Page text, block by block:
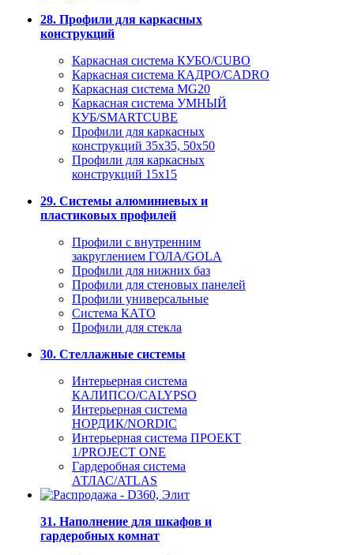
28. Профили для каркасных
конструкций
Каркасная система КУБО/CUBO
Каркасная система КАДРО/CADRO
Каркасная система MG20
Каркасная система УМНЫЙ
КУБ/SMARTCUBE
Профили для каркасных
конструкций 35x35, 50x50
Профили для каркасных
конструкций 15х15
29. Системы алюминиевых и
пластиковых профилей
Профили с внутренним
закруглением ГОЛА/GOLA
Профили для нижних баз
Профили для стеновых панелей
Профили универсальные
Система КАТО
Профили для стекла
30. Стеллажные системы
Интерьерная система
КАЛИПСО/CALYPSO
Интерьерная система
НОРДИК/NORDIC
Интерьерная система ПРОЕКТ
1/PROJECT ONE
Гардеробная система
АТЛАС/ATLAS
31. Наполнение для шкафов и
гардеробных комнат